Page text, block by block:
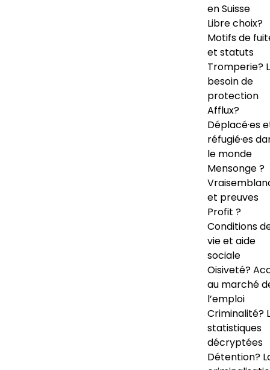
en Suisse
Libre choix?
Motifs de
et statuts
Tromperie?
besoin de
protection
Afflux?
Déplacé·es
réfugié·es
le monde
Mensonge ?
et preuves
Profit ?
Conditions
vie et aide
sociale
Oisiveté?
au marché
l’emploi
Criminalité?
statistiques
décryptées
Détention?